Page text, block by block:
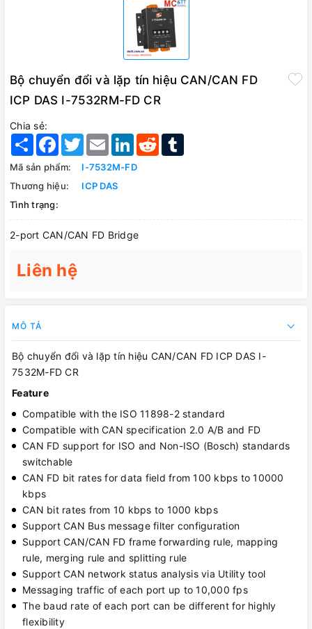
Bộ chuyển đổi và lặp tín hiệu CAN/CAN FD
ICP DAS I-7532RM-FD CR
Chia sẻ:
Share Facebook
TwitterEmail LinkedInReddit
Mã sản phẩm:
I-7532M-FD
Thương hiệu:
ICP DAS
Tình trạng:
2-port CAN/CAN FD Bridge
Liên hệ
MÔ TẢ
Bộ chuyển đổi và lặp tín hiệu CAN/CAN FD ICP DAS I-
7532M-FD CR
Feature
Compatible with the ISO 11898-2 standard
Compatible with CAN specification 2.0 A/B and FD
CAN FD support for ISO and Non-ISO (Bosch) standards
switchable
CAN FD bit rates for data field from 100 kbps to 10000
kbps
CAN bit rates from 10 kbps to 1000 kbps
Support CAN Bus message filter configuration
Support CAN/CAN FD frame forwarding rule, mapping
rule, merging rule and splitting rule
Support CAN network status analysis via Utility tool
Messaging traffic of each port up to 10,000 fps
The baud rate of each port can be different for highly
flexibility